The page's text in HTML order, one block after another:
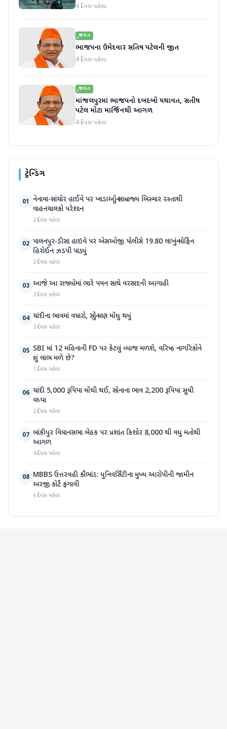
4 દિવસ પહેલા
ગુજરાત
ભાજપના ઉમેદવાર સતિષ પટેલની જીત
4 દિવસ પહેલા
ગુજરાત
માંજલપુરમાં ભાજપનો દબદબો યથાવત, સતીષ
પટેલ મોટા માર્જિનથી આગળ
4 દિવસ પહેલા
ટ્રેન્ડિંગ
01 નેનાવા-સાંચોર હાઈવે પર ખાડાઓનું સામ્રાજ્ય બિસ્માર રસ્તાથી
વાહનચાલકો પરેશાન
2 દિવસ પહેલા
02 પાલનપુર-ડીસા હાઇવે પર એસઓજી પોલીસે 19.80 લાખનું મોર્ફિન
હિરોઈન ઝડપી પાડ્યું
2 દિવસ પહેલા
03 આજે આ રાજ્યોમાં ભારે પવન સાથે વરસાદની આગાહી
3 દિવસ પહેલા
04 ચાંદીના ભાવમાં વધારો, સોનું પણ મોંઘુ થયું
3 દિવસ પહેલા
05 SBI માં 12 મહિનાની FD પર કેટલું વ્યાજ મળશે, વરિષ્ઠ નાગરિકોને
શું લાભ મળે છે?
1 દિવસ પહેલા
06 ચાંદી 5,000 રૂપિયા મોંઘી થઈ, સોનાના ભાવ 2,200 રૂપિયા સુધી
વધ્યા
2 દિવસ પહેલા
07 બાંકીપુર વિધાનસભા બેઠક પર પ્રશાંત કિશોર 8,000 થી વધુ મતોથી
આગળ
4 દિવસ પહેલા
08 MBBS ઉત્તરવહી કૌભાંડ: યુનિવર્સિટીના મુખ્ય આરોપીની જામીન
અરજી કોર્ટે ફગાવી
6 દિવસ પહેલા